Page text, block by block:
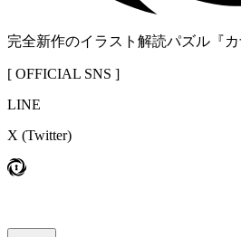
完全新作のイラスト解読パズル『カ
[ OFFICIAL SNS ]
LINE
X (Twitter)